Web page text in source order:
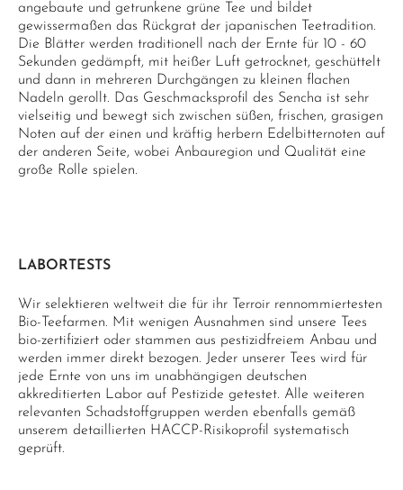
angebaute und getrunkene grüne Tee und bildet
gewissermaßen das Rückgrat der japanischen Teetradition.
Die Blätter werden traditionell nach der Ernte für 10 - 60
Sekunden gedämpft, mit heißer Luft getrocknet, geschüttelt
und dann in mehreren Durchgängen zu kleinen flachen
Nadeln gerollt. Das Geschmacksprofil des Sencha ist sehr
vielseitig und bewegt sich zwischen süßen, frischen, grasigen
Noten auf der einen und kräftig herbern Edelbitternoten auf
der anderen Seite, wobei Anbauregion und Qualität eine
große Rolle spielen.
LABORTESTS
Wir selektieren weltweit die für ihr Terroir rennommiertesten
Bio-Teefarmen. Mit wenigen Ausnahmen sind unsere Tees
bio-zertifiziert oder stammen aus pestizidfreiem Anbau und
werden immer direkt bezogen. Jeder unserer Tees wird für
jede Ernte von uns im unabhängigen deutschen
akkreditierten Labor auf Pestizide getestet. Alle weiteren
relevanten Schadstoffgruppen werden ebenfalls gemäß
unserem detaillierten HACCP-Risikoprofil systematisch
geprüft.